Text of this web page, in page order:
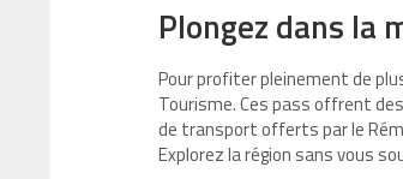
Plongez dans la
Pour profiter pleinement de
Tourisme. Ces pass offrent
de transport offerts par le
Explorez la région sans vous